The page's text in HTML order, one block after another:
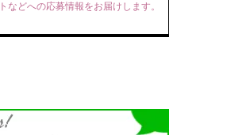
などへの応募情報をお届けします。